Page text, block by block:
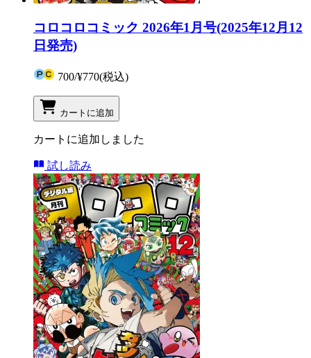
コロコロコミック 2026年1月号(2025年12月12
日発売)
700/¥770(税込)
カートに追加
カートに追加しました
試し読み